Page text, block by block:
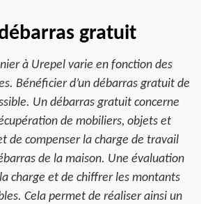
gratuit
à Urepel varie en fonction des
Bénéficier d’un débarras gratuit de
Un débarras gratuit concerne
de mobiliers, objets et
de compenser la charge de travail
de la maison. Une évaluation
charge et de chiffrer les montants
Cela permet de réaliser ainsi un